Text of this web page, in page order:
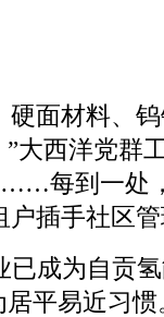
面材料、钨
大西洋党群
……每到一处
户插手社区
成为自贡氢
平易近习